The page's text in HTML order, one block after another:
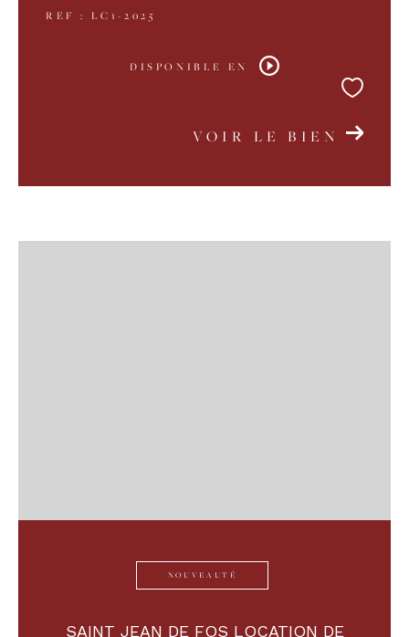
REF : LC1-2025
DISPONIBLE EN
VOIR LE BIEN
NOUVEAUTÉ
SAINT JEAN DE FOS LOCATION DE